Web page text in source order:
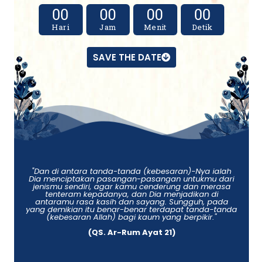
00
Hari
00
Jam
00
Menit
00
Detik
SAVE THE DATE
"Dan di antara tanda-tanda (kebesaran)-Nya ialah
Dia menciptakan pasangan-pasangan untukmu dari
jenismu sendiri, agar kamu cenderung dan merasa
tenteram kepadanya, dan Dia menjadikan di
antaramu rasa kasih dan sayang. Sungguh, pada
yang demikian itu benar-benar terdapat tanda-tanda
(kebesaran Allah) bagi kaum yang berpikir."
(QS. Ar-Rum Ayat 21)